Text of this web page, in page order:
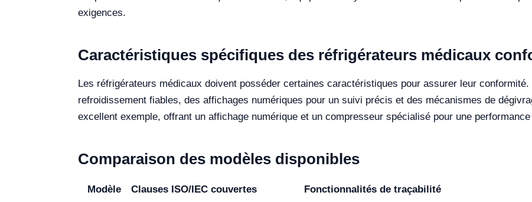
exigences.
Caractéristiques spécifiques des réfrigérateurs médicaux
Les réfrigérateurs médicaux doivent posséder certaines caractéristiques pour assurer leur
refroidissement fiables, des affichages numériques pour un suivi précis et des mécanismes de
excellent exemple, offrant un affichage numérique et un compresseur spécialisé pour une
Comparaison des modèles disponibles
Modèle Clauses ISO/IEC couvertes Fonctionnalités de traçabilité